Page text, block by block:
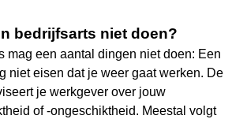
bedrijfsarts niet doen?
mag een aantal dingen niet doen: Een
niet eisen dat je weer gaat werken. De
je werkgever over jouw
of -ongeschiktheid. Meestal volgt